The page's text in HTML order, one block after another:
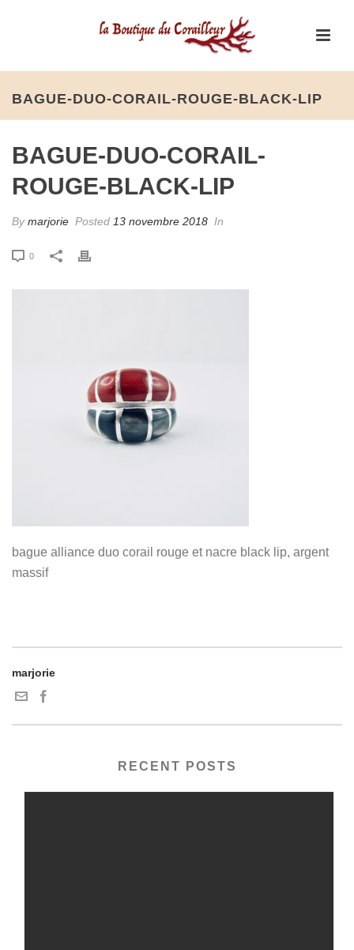
BAGUE-DUO-CORAIL-ROUGE-BLACK-LIP
BAGUE-DUO-CORAIL-
ROUGE-BLACK-LIP
Bymarjorie Posted 13 novembre 2018 In
0
bague alliance duo corail rouge et nacre black lip, argent
massif
marjorie
RECENT POSTS